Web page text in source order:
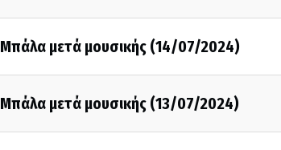
Μπάλα μετά μουσικής (14/07/2024)
Μπάλα μετά μουσικής (13/07/2024)